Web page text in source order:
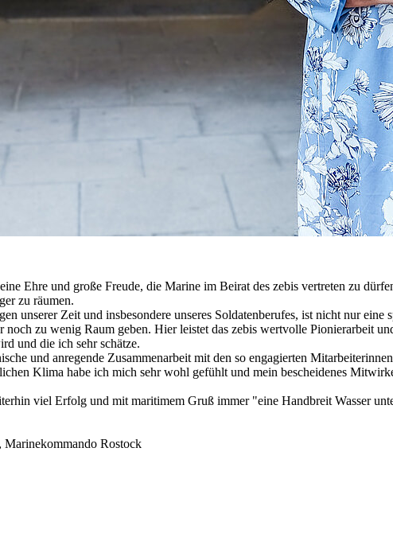
Ehre und große Freude, die Marine im Beirat des zebis vertreten zu
zu räumen.
unserer Zeit und insbesondere unseres Soldatenberufes, ist nicht nur eine
zu wenig Raum geben. Hier leistet das zebis wertvolle Pionierarbeit
und die ich sehr schätze.
und anregende Zusammenarbeit mit den so engagierten
Klima habe ich mich sehr wohl gefühlt und mein bescheidenes
viel Erfolg und mit maritimem Gruß immer "eine Handbreit Wasser
Rostock